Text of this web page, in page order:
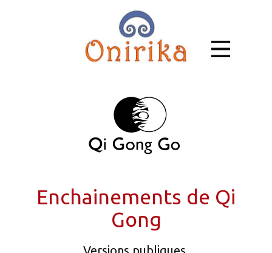
Enchainements de Qi
Gong